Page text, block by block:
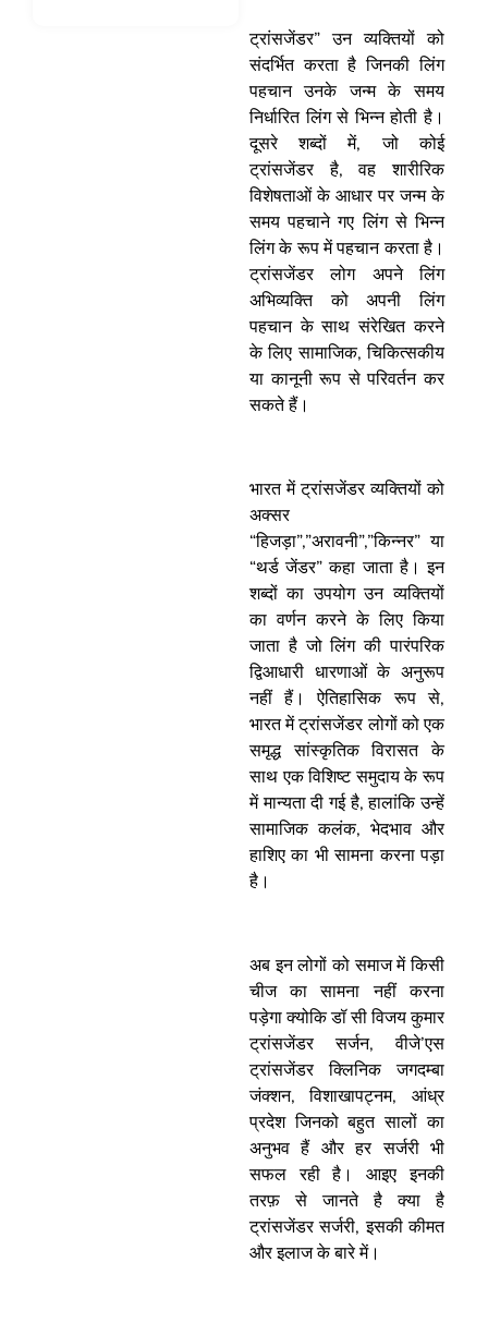
ट्रांसजेंडर” उन व्यक्तियों को
संदर्भित करता है जिनकी लिंग
पहचान उनके जन्म के समय
निर्धारित लिंग से भिन्न होती है।
दूसरे शब्दों में, जो कोई
ट्रांसजेंडर है, वह शारीरिक
विशेषताओं के आधार पर जन्म के
समय पहचाने गए लिंग से भिन्न
लिंग के रूप में पहचान करता है।
ट्रांसजेंडर लोग अपने लिंग
अभिव्यक्ति को अपनी लिंग
पहचान के साथ संरेखित करने
के लिए सामाजिक, चिकित्सकीय
या कानूनी रूप से परिवर्तन कर
सकते हैं।
भारत में ट्रांसजेंडर व्यक्तियों को
अक्सर
“हिजड़ा”,”अरावनी”,”किन्नर” या
“थर्ड जेंडर” कहा जाता है। इन
शब्दों का उपयोग उन व्यक्तियों
का वर्णन करने के लिए किया
जाता है जो लिंग की पारंपरिक
द्विआधारी धारणाओं के अनुरूप
नहीं हैं। ऐतिहासिक रूप से,
भारत में ट्रांसजेंडर लोगों को एक
समृद्ध सांस्कृतिक विरासत के
साथ एक विशिष्ट समुदाय के रूप
में मान्यता दी गई है, हालांकि उन्हें
सामाजिक कलंक, भेदभाव और
हाशिए का भी सामना करना पड़ा
है।
अब इन लोगों को समाज में किसी
चीज का सामना नहीं करना
पड़ेगा क्योकि डॉ सी विजय कुमार
ट्रांसजेंडर सर्जन, वीजे’एस
ट्रांसजेंडर क्लिनिक जगदम्बा
जंक्शन, विशाखापट्नम, आंध्र
प्रदेश जिनको बहुत सालों का
अनुभव हैं और हर सर्जरी भी
सफल रही है। आइए इनकी
तरफ़ से जानते है क्या है
ट्रांसजेंडर सर्जरी, इसकी कीमत
और इलाज के बारे में।